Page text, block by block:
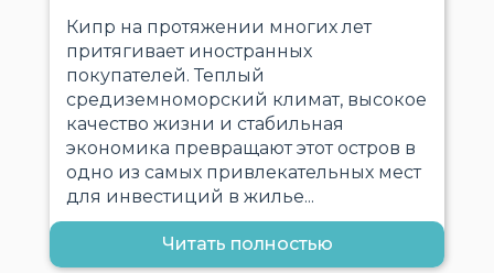
Кипр на протяжении многих лет
притягивает иностранных
покупателей. Теплый
средиземноморский климат, высокое
качество жизни и стабильная
экономика превращают этот остров в
одно из самых привлекательных мест
для инвестиций в жилье...
Читать полностью